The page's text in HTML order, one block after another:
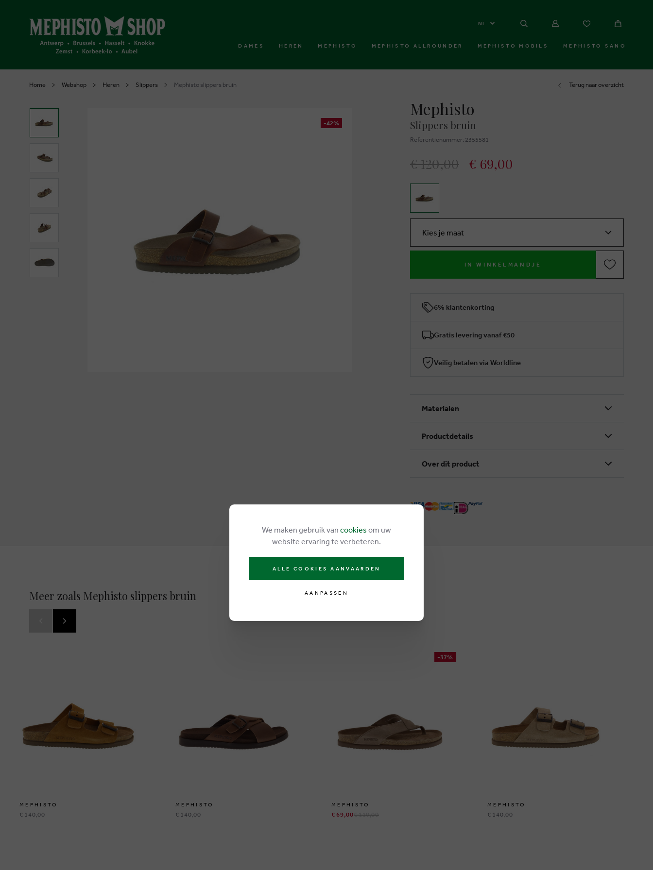
NL
DAMES HEREN MEPHISTO MEPHISTO ALLROUNDER MEPHISTO MOBILS MEPHISTO SANO
Home Webshop Heren Slippers Mephisto slippers bruin Terug naar overzicht
Mephisto
Slippers bruin
Referentienummer: 2355581
-42%
€ 120,00 € 69,00
Kies je maat
IN WINKELMANDJE
6% klantenkorting
Gratis levering vanaf €50
Veilig betalen via Worldline
Materialen
Productdetails
Over dit product
Meer zoals Mephisto slippers bruin
MEPHISTO
€ 140,00
MEPHISTO
€ 140,00
-37%
MEPHISTO
€ 69,00€ 110,00
MEPHISTO
€ 140,00
We maken gebruik van cookies om uw
website ervaring te verbeteren.
ALLE COOKIES AANVAARDEN
AANPASSEN